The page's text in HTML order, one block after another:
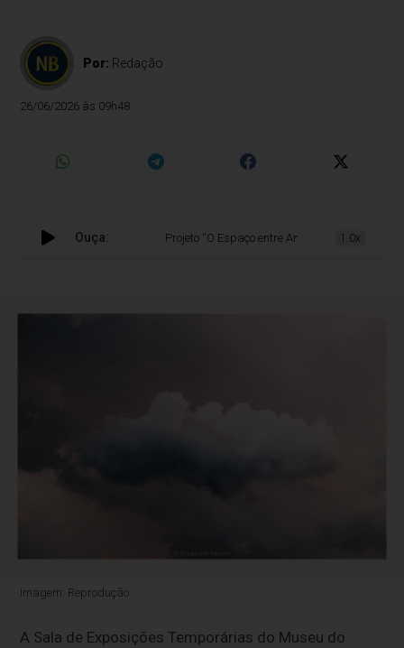
Por: Redação
26/06/2026 às 09h48
Ouça: Projeto “O Espaço entre Antes e o Depois”
1.0x
Imagem: Reprodução
A Sala de Exposições Temporárias do Museu do